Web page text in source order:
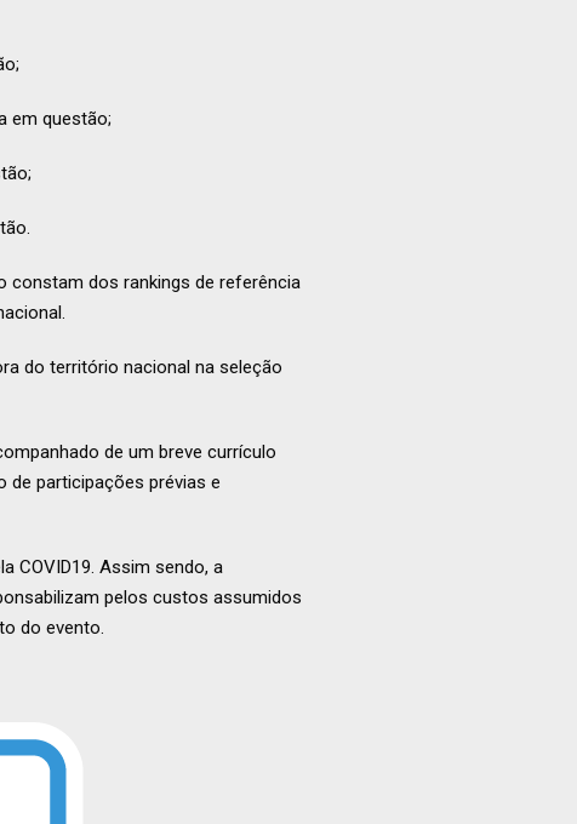
em questão;
constam dos rankings de referência
do território nacional na seleção
de um breve currículo
participações prévias e
COVID19. Assim sendo, a
pelos custos assumidos
do evento.